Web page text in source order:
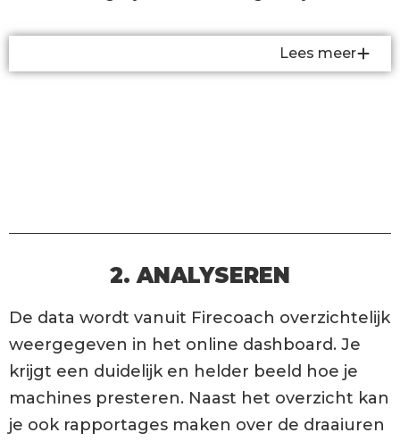
Lees meer
2. ANALYSEREN
De data wordt vanuit Firecoach overzichtelijk
weergegeven in het online dashboard. Je
krijgt een duidelijk en helder beeld hoe je
machines presteren. Naast het overzicht kan
je ook rapportages maken over de draaiuren